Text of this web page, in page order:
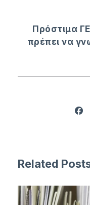
Πρόστιμα
πρέπει να
Related